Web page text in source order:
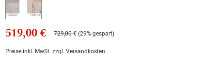
519,00 € 729,00 € (29% gespart)
Preise inkl. MwSt. zzgl. Versandkosten